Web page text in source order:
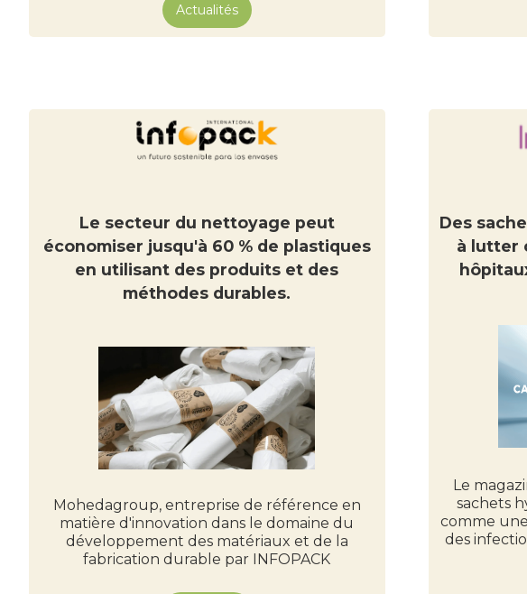
Actualités
Le secteur du nettoyage peut
économiser jusqu'à 60 % de plastiques
en utilisant des produits et des
méthodes durables.
Mohedagroup, entreprise de référence en
matière d'innovation dans le domaine du
développement des matériaux et de la
fabrication durable par INFOPACK
Des
à lutter
Le
sachets
comme
des